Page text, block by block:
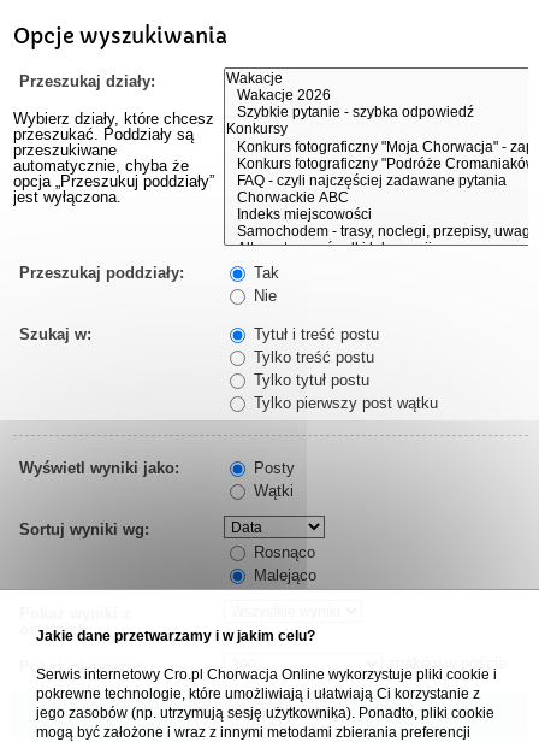
Opcje wyszukiwania
Przeszukaj działy:
Wybierz działy, które chcesz
przeszukać. Poddziały są
przeszukiwane
automatycznie, chyba że
opcja „Przeszukuj poddziały”
jest wyłączona.
Przeszukaj poddziały:
Tak
Nie
Szukaj w:
Tytuł i treść postu
Tylko treść postu
Tylko tytuł postu
Tylko pierwszy post wątku
Wyświetl wyniki jako:
Posty
Wątki
Sortuj wyniki wg:
Rosnąco
Malejąco
ostatnich:
Pokaż pierwsze:
Jakie dane przetwarzamy i w jakim celu?
Serwis internetowy Cro.pl Chorwacja Online wykorzystuje pliki cookie i
pokrewne technologie, które umożliwiają i ułatwiają Ci korzystanie z
jego zasobów (np. utrzymują sesję użytkownika). Ponadto, pliki cookie
mogą być założone i wraz z innymi metodami zbierania preferencji